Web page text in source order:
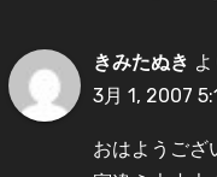
ー
シ
きみたぬき
3月 1, 2007
おはようござ